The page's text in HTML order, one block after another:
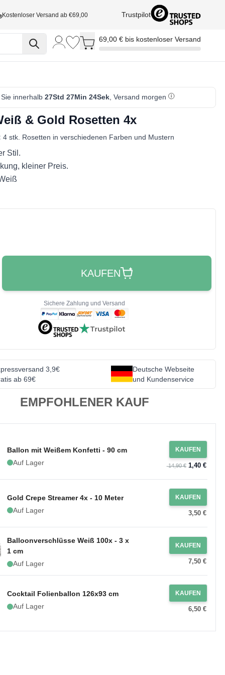
Kostenloser Versand ab €69,00 Trustpilot
Toggle minicart, Cart is empty
69,00 € bis kostenloser Versand
innerhalb 27Std 27Min 24Sek, Versand morgen
& Gold Rosetten 4x
4 stk. Rosetten in verschiedenen Farben und Mustern
Stil.
kleiner Preis.
KAUFEN
Sichere Zahlung und Versand
3,9€
ab 69€
Deutsche Webseite
und Kundenservice
EMPFOHLENER KAUF
Ballon mit Weißem Konfetti - 90 cm
Auf Lager
KAUFEN
14,90 €1,40 €
Gold Crepe Streamer 4x - 10 Meter
Auf Lager
KAUFEN
3,50 €
Balloonverschlüsse Weiß 100x - 3 x
1 cm
Auf Lager
KAUFEN
7,50 €
Cocktail Folienballon 126x93 cm
Auf Lager
KAUFEN
6,50 €